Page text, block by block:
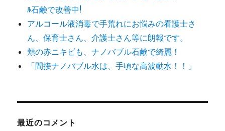
ﾙ石鹸で改善中!
アルコール液消毒で手荒れにお悩みの看護士さ
ん、保育士さん、介護士さん等に朗報です。
頬の赤ニキビも、ナノバブル石鹸で綺麗！
「間接ナノバブル水は、手頃な高波動水！！」
最近のコメント